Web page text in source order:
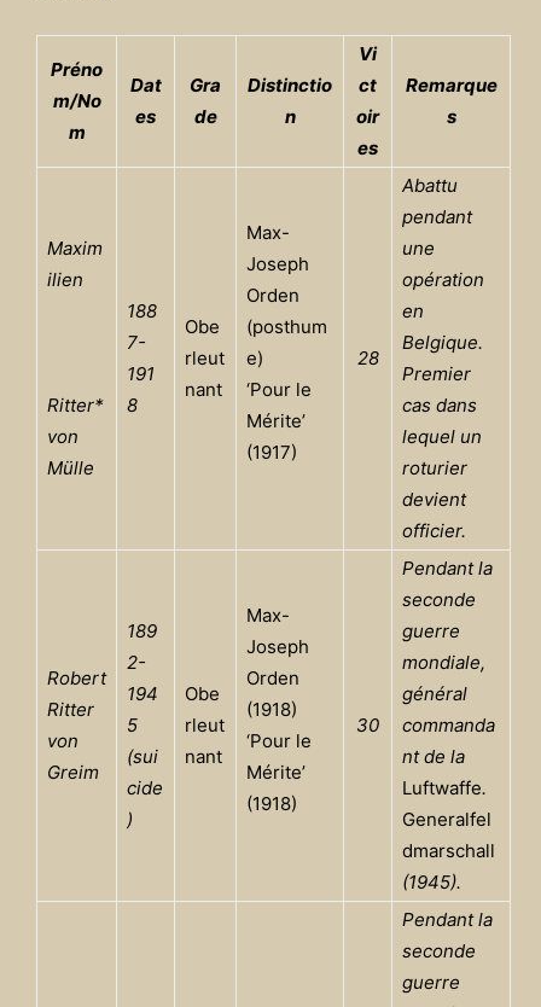
Préno
m/No
m
Dat
es
Gra
de
Distinctio
n
Vi
ct
oir
es
Remarque
s
Maxim
ilien
Ritter*
von
Mülle
188
7-
191
8
Obe
rleut
nant
Max-
Joseph
Orden
(posthum
e)
‘Pour le
Mérite’
(1917)
28
Abattu
pendant
une
opération
en
Belgique.
Premier
cas dans
lequel un
roturier
devient
officier.
Robert
Ritter
von
Greim
189
2-
194
5
(sui
cide
)
Obe
rleut
nant
Max-
Joseph
Orden
(1918)
‘Pour le
Mérite’
(1918)
30
Pendant la
seconde
guerre
mondiale,
général
commanda
nt de la
Luftwaffe.
Generalfel
dmarschall
(1945).
Pendant la
seconde
guerre